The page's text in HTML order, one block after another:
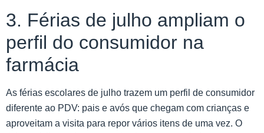
3. Férias de julho ampliam o
perfil do consumidor na
farmácia
As férias escolares de julho trazem um perfil de consumidor
diferente ao PDV: pais e avós que chegam com crianças e
aproveitam a visita para repor vários itens de uma vez. O